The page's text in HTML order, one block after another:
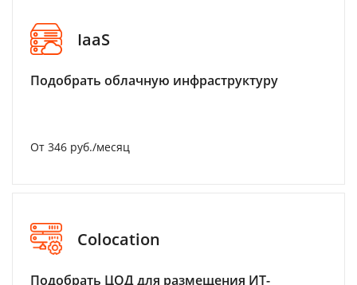
IaaS
Подобрать облачную инфраструктуру
От 346 руб./месяц
Colocation
Подобрать ЦОД для размещения ИТ-